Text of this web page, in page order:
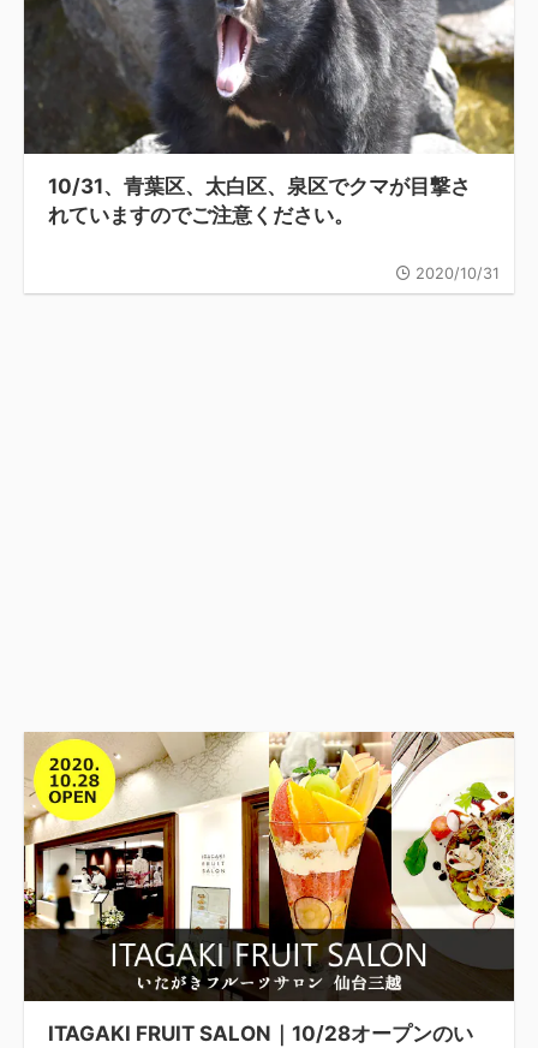
10/31、青葉区、太白区、泉区でクマが目撃さ
れていますのでご注意ください。
2020/10/31
ITAGAKI FRUIT SALON｜10/28オープンのい